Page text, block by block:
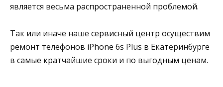
является весьма распространенной проблемой.
Так или иначе наше сервисный центр осуществим
ремонт телефонов iPhone 6s Plus в Екатеринбурге
в самые кратчайшие сроки и по выгодным ценам.